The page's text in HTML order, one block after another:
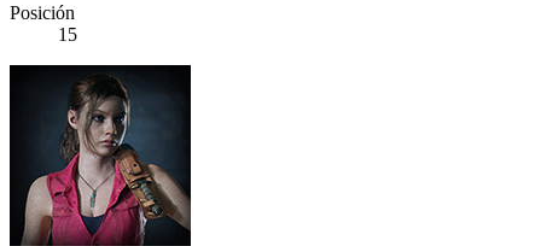
Posición
15